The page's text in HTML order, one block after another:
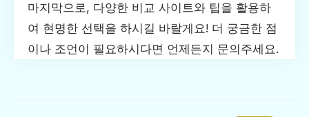
마지막으로, 다양한 비교 사이트와 팁을 활용하
여 현명한 선택을 하시길 바랄게요! 더 궁금한 점
이나 조언이 필요하시다면 언제든지 문의주세요.